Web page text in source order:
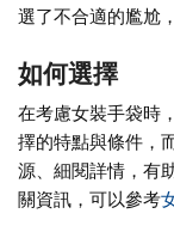
選了不合適的尷尬
如何選擇
在考慮女裝手袋時
擇的特點與條件，
源、細閱詳情，有
關資訊，可以參考